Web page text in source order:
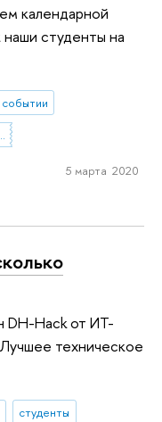
календарной
студенты на
им. А.Н. Тихонова
5 марта 2020
DH-Hack от ИТ-
техническое
студенты